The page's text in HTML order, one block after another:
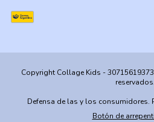
Copyright Collage Kids -
reservados.
Defensa de las y los consumidores.
Botón de